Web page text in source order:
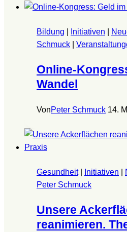
Bildung Initiativen
Schmuck
Online-
Wandel
VonPeter Schmuck 14.
Gesundheit| Initiativen
Peter Schmuck
Unsere
reanimieren.